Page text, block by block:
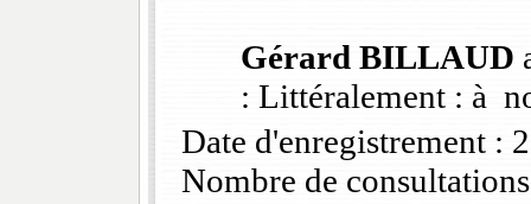
Gérard BILLAUD
: Littéralement : à
Date d'enregistrement :
Nombre de